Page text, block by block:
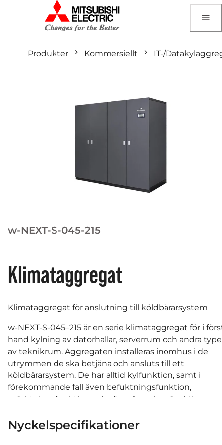
Produkter Kommersiellt IT-/
w-NEXT-S-045-215
Klimataggregat
Klimataggregat för anslutning till köldbärarsystem
w-NEXT-S-045–215 är en serie klimataggregat för i
hand kylning av datorhallar, serverrum och andra
av teknikrum. Aggregaten installeras inomhus i de
utrymmen de ska betjäna och ansluts till ett
köldbärarsystem. De har alltid kylfunktion, samt i
förekommande fall även befuktningsfunktion,
avfuktningsfunktion och eftervärmningsfunktion.
monterad i aggregatets luftström och en styrventil i
Nyckelspecifikationer